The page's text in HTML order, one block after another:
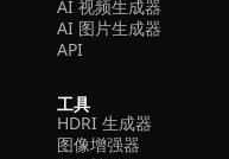
AI 视频生成器
AI 图片生成器
API
工具
HDRI 生成器
图像增强器